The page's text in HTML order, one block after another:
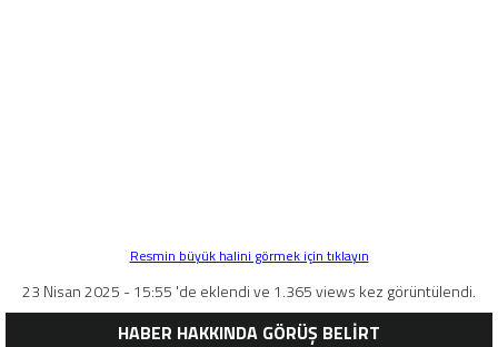
Resmin büyük halini görmek için tıklayın
23 Nisan 2025 - 15:55 'de eklendi ve 1.365 views kez görüntülendi.
HABER HAKKINDA GÖRÜŞ BELİRT